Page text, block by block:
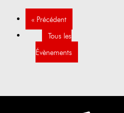
« Précédent
Tous les
Évènements